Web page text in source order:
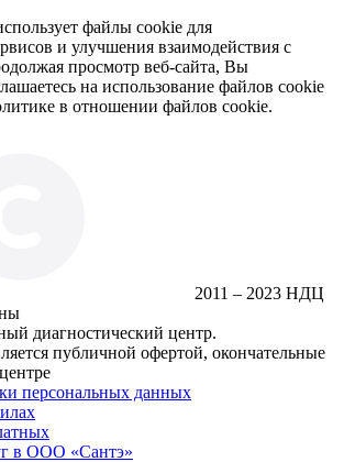
файлы cookie для
и улучшения взаимодействия с
просмотр веб-сайта, Вы
на использование файлов cookie
в отношении файлов cookie.
2011 – 2023 НДЦ
диагностический центр.
публичной офертой, окончательные
персональных данных
в ООО «Сантэ»